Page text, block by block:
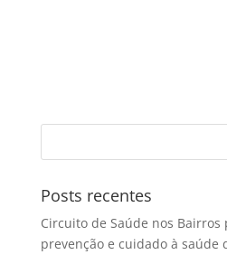
Posts recentes
Circuito de Saúde nos Bairros
prevenção e cuidado à saúde